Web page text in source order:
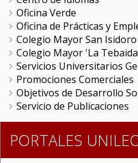
Oficina Verde
Oficina de Prácticas y
Colegio Mayor San Isidoro
Colegio Mayor 'La
Servicios Universitarios
Promociones Comerciales
Objetivos de Desarrollo
Servicio de Publicaciones
PORTALES